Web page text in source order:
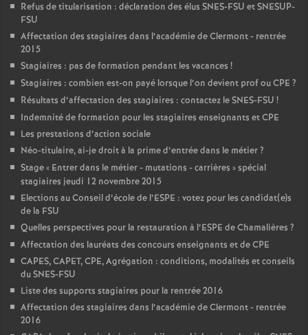
Refus de titularisation : déclaration des élus SNES-FSU et SNESUP-
FSU
Affectation des stagiaires dans l’académie de Clermont - rentrée
2015
Stagiaires : pas de formation pendant les vacances !
Stagiaires : combien est-on payé lorsque l’on devient prof ou CPE ?
Résultats d’affectation des stagiaires : contactez le SNES-FSU !
Indemnité de formation pour les stagiaires enseignants et CPE
Les prestations d’action sociale
Néo-titulaire, ai-je droit à la prime d’entrée dans le métier?
Stage « Entrer dans le métier - mutations - carrières » spécial
stagiaires jeudi 12 novembre 2015
Elections au Conseil d’école de l’ESPE : votez pour les candidat(e)s
de la FSU
Quelles perspectives pour la restauration à l’ESPE de Chamalières ?
Affectation des lauréats des concours enseignants et de CPE
CAPES, CAPET, CPE, Agrégation : conditions, modalités et conseils
du SNES-FSU
Liste des supports stagiaires pour la rentrée 2016
Affectation des stagiaires dans l’académie de Clermont - rentrée
2016